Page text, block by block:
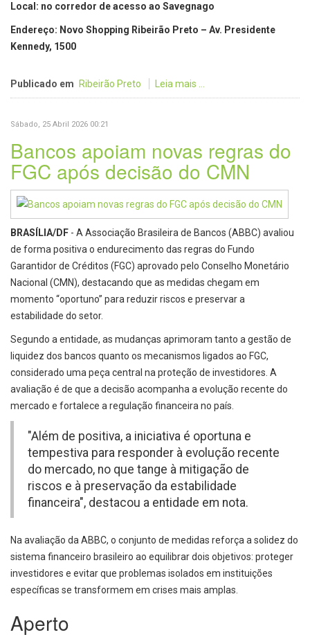
Local: no corredor de acesso ao Savegnago
Endereço: Novo Shopping Ribeirão Preto – Av. Presidente
Kennedy, 1500
Publicado em Ribeirão Preto Leia mais ...
Sábado, 25 Abril 2026 00:21
Bancos apoiam novas regras do
FGC após decisão do CMN
BRASÍLIA/DF - A Associação Brasileira de Bancos (ABBC) avaliou
de forma positiva o endurecimento das regras do Fundo
Garantidor de Créditos (FGC) aprovado pelo Conselho Monetário
Nacional (CMN), destacando que as medidas chegam em
momento “oportuno” para reduzir riscos e preservar a
estabilidade do setor.
Segundo a entidade, as mudanças aprimoram tanto a gestão de
liquidez dos bancos quanto os mecanismos ligados ao FGC,
considerado uma peça central na proteção de investidores. A
avaliação é de que a decisão acompanha a evolução recente do
mercado e fortalece a regulação financeira no país.
"Além de positiva, a iniciativa é oportuna e
tempestiva para responder à evolução recente
do mercado, no que tange à mitigação de
riscos e à preservação da estabilidade
financeira", destacou a entidade em nota.
Na avaliação da ABBC, o conjunto de medidas reforça a solidez do
sistema financeiro brasileiro ao equilibrar dois objetivos: proteger
investidores e evitar que problemas isolados em instituições
específicas se transformem em crises mais amplas.
Aperto